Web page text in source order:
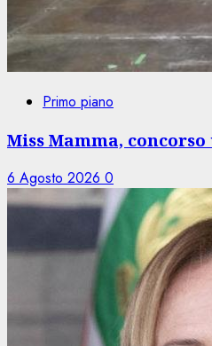
Primo piano
Miss Mamma,
6 Agosto 2026 0